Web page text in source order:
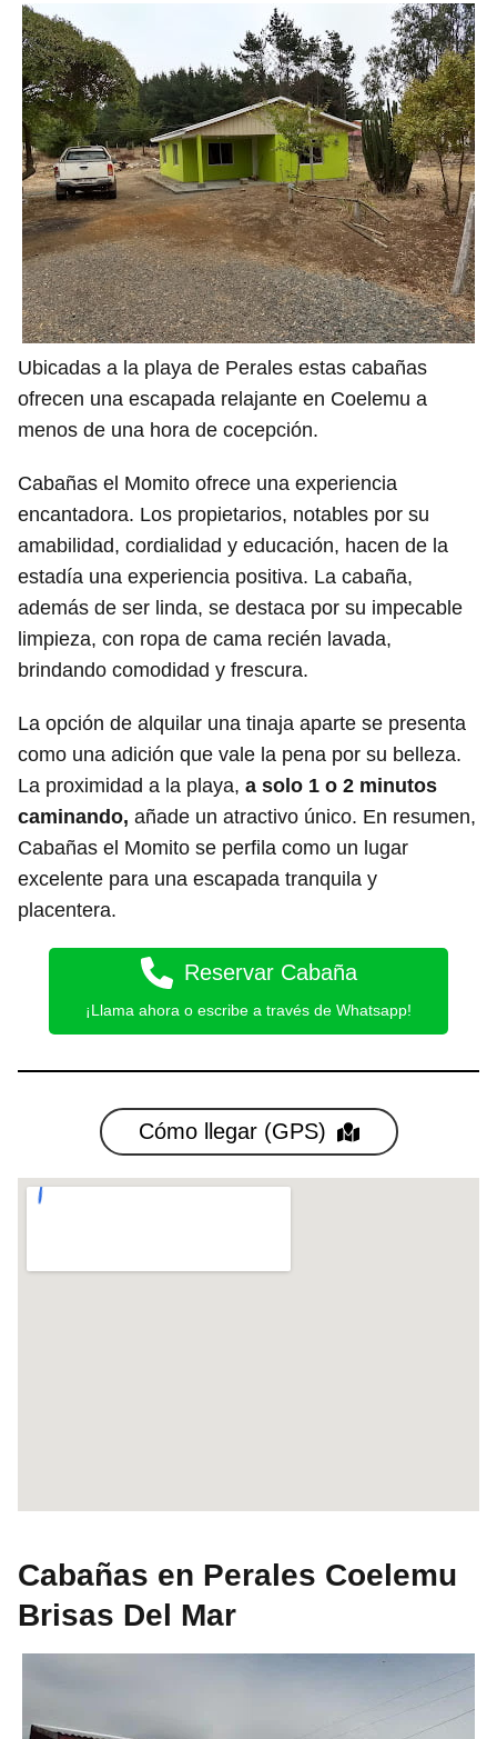
Ubicadas a la playa de Perales estas cabañas
ofrecen una escapada relajante en Coelemu a
menos de una hora de cocepción.
Cabañas el Momito ofrece una experiencia
encantadora. Los propietarios, notables por su
amabilidad, cordialidad y educación, hacen de la
estadía una experiencia positiva. La cabaña,
además de ser linda, se destaca por su impecable
limpieza, con ropa de cama recién lavada,
brindando comodidad y frescura.
La opción de alquilar una tinaja aparte se presenta
como una adición que vale la pena por su belleza.
La proximidad a la playa, a solo 1 o 2 minutos
caminando, añade un atractivo único. En resumen,
Cabañas el Momito se perfila como un lugar
excelente para una escapada tranquila y
placentera.
Reservar Cabaña
¡Llama ahora o escribe a través de Whatsapp!
Cómo llegar (GPS)
Cabañas en Perales Coelemu
Brisas Del Mar